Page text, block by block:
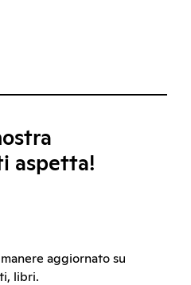
aspetta!
aggiornato su
libri.